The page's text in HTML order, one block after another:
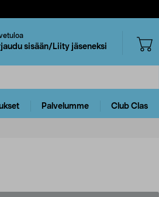
sisään/Liity jäseneksi
Palvelumme Club Clas